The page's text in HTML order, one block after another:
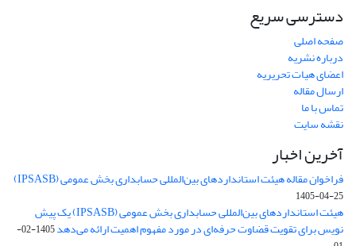
دسترسی سریع
صفحه اصلی
درباره نشریه
اعضای هیات تحریریه
ارسال مقاله
تماس با ما
نقشه سایت
آخرین اخبار
فراخوان مقاله هیئت استانداردهای بین‌المللی حسابداری بخش عمومی (IPSASB)
1405-04-25
هیئت استانداردهای بین‌المللی حسابداری بخش عمومی (IPSASB) یک پیش
نویس برای تقویت قضاوت‌ حرفه‌ای در مورد مفهوم اهمیت ارائه می‌دهد
1405-02-